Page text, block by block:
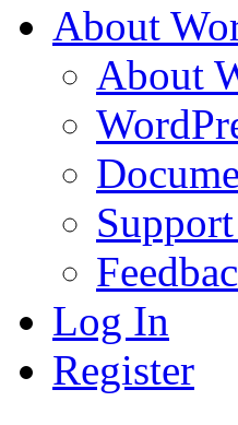
About
About
Log In
Register